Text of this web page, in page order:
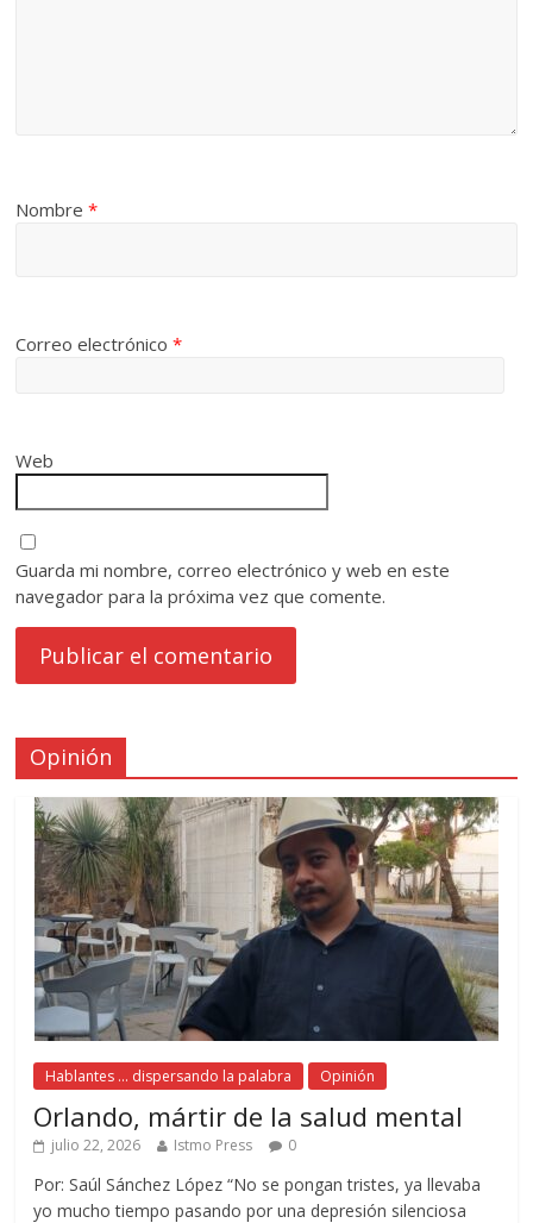
Nombre*
Correo electrónico*
Web
Guarda mi nombre, correo electrónico y web en este
navegador para la próxima vez que comente.
Opinión
Hablantes ... dispersando la palabra Opinión
Orlando, mártir de la salud mental
julio 22, 2026 Istmo Press 0
Por: Saúl Sánchez López “No se pongan tristes, ya llevaba
yo mucho tiempo pasando por una depresión silenciosa